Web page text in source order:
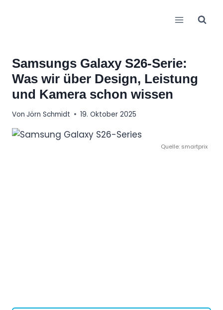
Samsungs Galaxy S26-Serie:
Was wir über Design, Leistung
und Kamera schon wissen
Von Jörn Schmidt 19. Oktober 2025
Quelle: smartprix